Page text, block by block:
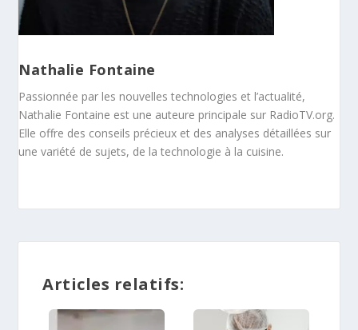
Nathalie Fontaine
Passionnée par les nouvelles technologies et l’actualité,
Nathalie Fontaine est une auteure principale sur RadioTV.org.
Elle offre des conseils précieux et des analyses détaillées sur
une variété de sujets, de la technologie à la cuisine.
Articles relatifs: